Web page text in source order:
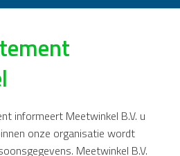
informeert Meetwinkel B.V. u
onze organisatie wordt
Meetwinkel B.V.